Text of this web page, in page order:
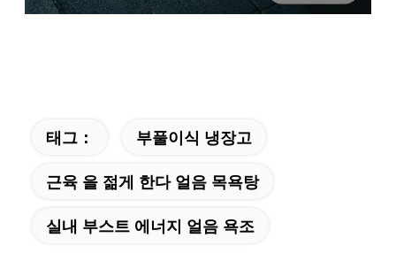
태그： 부풀이식 냉장고
근육 을 젊게 한다 얼음 목욕탕
실내 부스트 에너지 얼음 욕조